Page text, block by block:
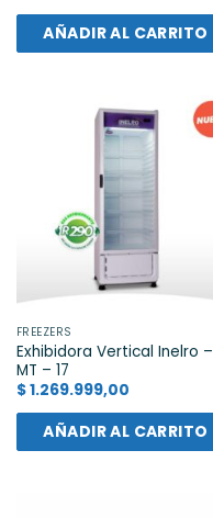
AÑADIR AL CARRITO
FREEZERS
Exhibidora Vertical Inelro –
MT – 17
$1.269.999,00
AÑADIR AL CARRITO